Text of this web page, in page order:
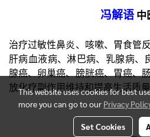
冯解语 中
治疗过敏性鼻炎、咳嗽、胃食管
肝病血液病、淋巴病、乳腺病、
腺癌、卵巢癌、膀胱癌、胃癌、
放化疗副作用维持和提高生活质量
This website uses cookies for best
more you can go to our Privacy
Set Cookies